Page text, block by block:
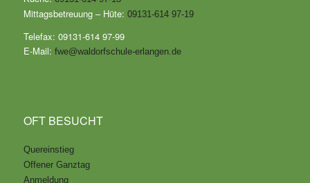
Mittagsbetreuung – Hüte: 09131-614 97-19
Telefax: 09131-614 97-99
E-Mail: fwe@waldorfschule-erlangen.de
OFT BESUCHT
Quereinstieg
Offener Ganztag
Anmeldung